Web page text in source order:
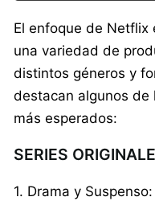
El enfoque de Netflix
una variedad de
distintos géneros y
destacan algunos de
más esperados:
SERIES
1. Drama y